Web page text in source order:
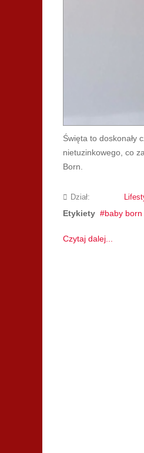
Święta to doskonały
nietuzinkowego, co
Born.
Dział:
Etykiety baby born
Czytaj dalej...